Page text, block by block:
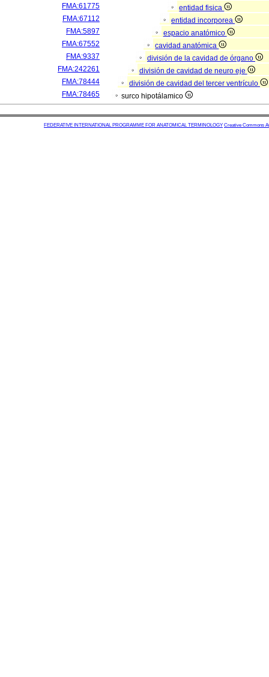
FMA:61775
entidad fisica
FMA:67112
entidad incorporea
FMA:5897
espacio anatómico
FMA:67552
cavidad anatómica
FMA:9337
división de la cavidad de órgano
FMA:242261
división de cavidad de neuro eje
FMA:78444
división de cavidad del tercer ventrículo
FMA:78465
surco hipotálamico
FEDERATIVE INTERNATIONAL PROGRAMME FOR ANATOMICAL TERMINOLOGY Creative Commons